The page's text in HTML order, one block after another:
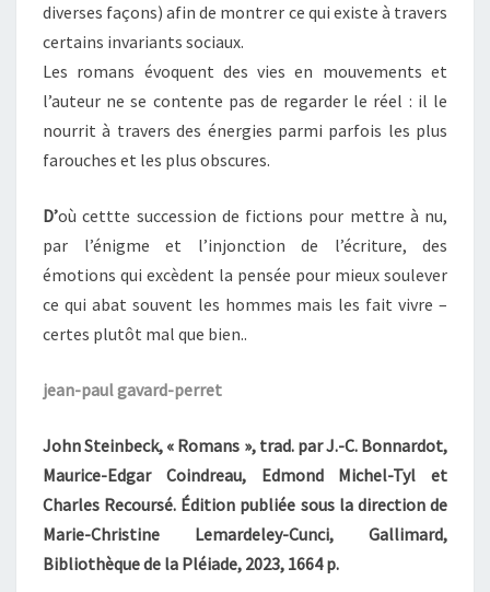
diverses façons) afin de montrer ce qui existe à travers
certains invariants sociaux.
Les romans évoquent des vies en mouvements et
l’auteur ne se contente pas de regarder le réel : il le
nourrit à travers des énergies parmi parfois les plus
farouches et les plus obscures.
D’où cettte succession de fictions pour mettre à nu,
par l’énigme et l’injonction de l’écriture, des
émotions qui excèdent la pensée pour mieux soulever
ce qui abat souvent les hommes mais les fait vivre –
certes plutôt mal que bien..
jean-paul gavard-perret
John Steinbeck, « Romans », trad. par J.-C. Bonnardot,
Maurice-Edgar Coindreau, Edmond Michel-Tyl et
Charles Recoursé. Édition publiée sous la direction de
Marie-Christine Lemardeley-Cunci, Gallimard,
Bibliothèque de la Pléiade, 2023, 1664 p.